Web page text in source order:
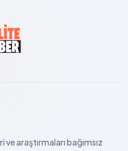
araştırmaları bağımsız